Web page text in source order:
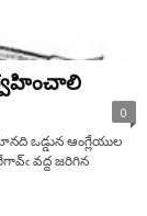
0
ఒడ్డున ఆంగ్లేయుల
వద్ద జరిగిన